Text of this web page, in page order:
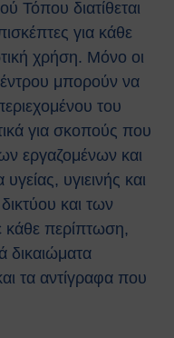
Τόπου διατίθεται
για κάθε
χρήση. Μόνο οι
μπορούν να
του
για σκοπούς που
εργαζομένων και
υγιεινής και
και των
περίπτωση,
δικαιώματα
τα αντίγραφα που